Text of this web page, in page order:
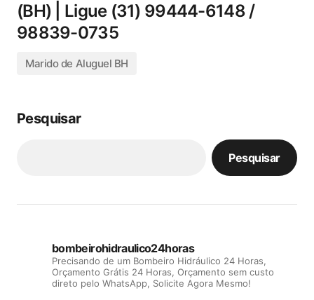
(BH) | Ligue (31) 99444-6148 /
98839-0735
Marido de Aluguel BH
Pesquisar
Pesquisar
bombeirohidraulico24horas
Precisando de um Bombeiro Hidráulico 24 Horas,
Orçamento Grátis 24 Horas, Orçamento sem custo
direto pelo WhatsApp, Solicite Agora Mesmo!